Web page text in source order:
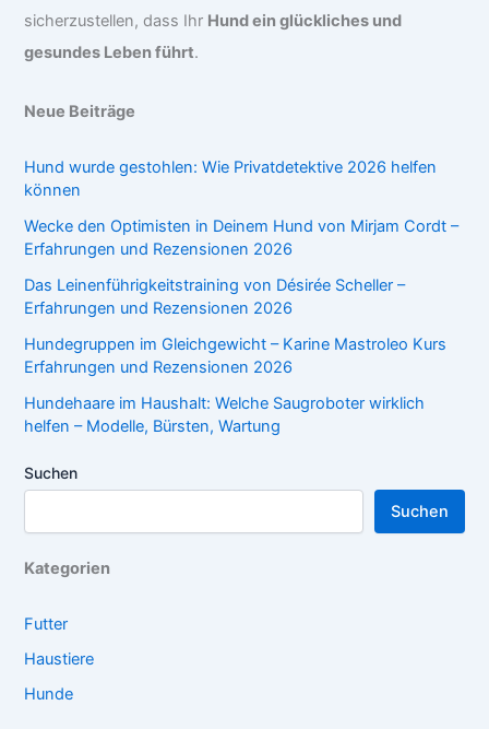
sicherzustellen, dass Ihr Hund ein glückliches und
gesundes Leben führt.
Neue Beiträge
Hund wurde gestohlen: Wie Privatdetektive 2026 helfen
können
Wecke den Optimisten in Deinem Hund von Mirjam Cordt –
Erfahrungen und Rezensionen 2026
Das Leinenführigkeitstraining von Désirée Scheller –
Erfahrungen und Rezensionen 2026
Hundegruppen im Gleichgewicht – Karine Mastroleo Kurs
Erfahrungen und Rezensionen 2026
Hundehaare im Haushalt: Welche Saugroboter wirklich
helfen – Modelle, Bürsten, Wartung
Suchen
Suchen
Kategorien
Futter
Haustiere
Hunde